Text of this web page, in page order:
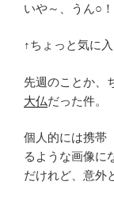
いや～、うん○！
↑ちょっと気に入
先週のことか、
大仏だった件。
個人的には携帯
るような画像に
だけれど、意外